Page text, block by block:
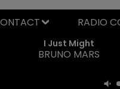
I Just Might
BRUNO MARS
RADIO